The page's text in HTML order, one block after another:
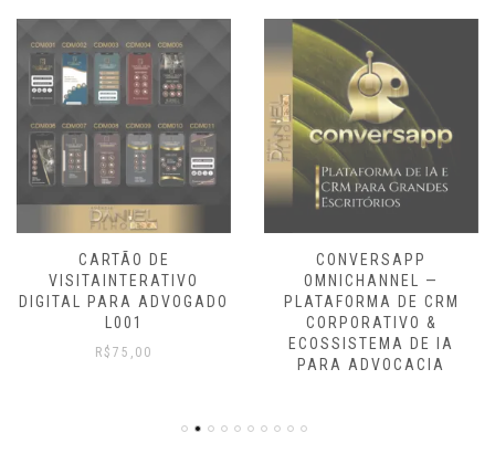
CARTÃO DE
VISITAINTERATIVO
DIGITAL PARA ADVOGADO
L001
R$ 75,00
CONVERSAPP
OMNICHANNEL —
PLATAFORMA DE CRM
CORPORATIVO &
ECOSSISTEMA DE IA
PARA ADVOCACIA